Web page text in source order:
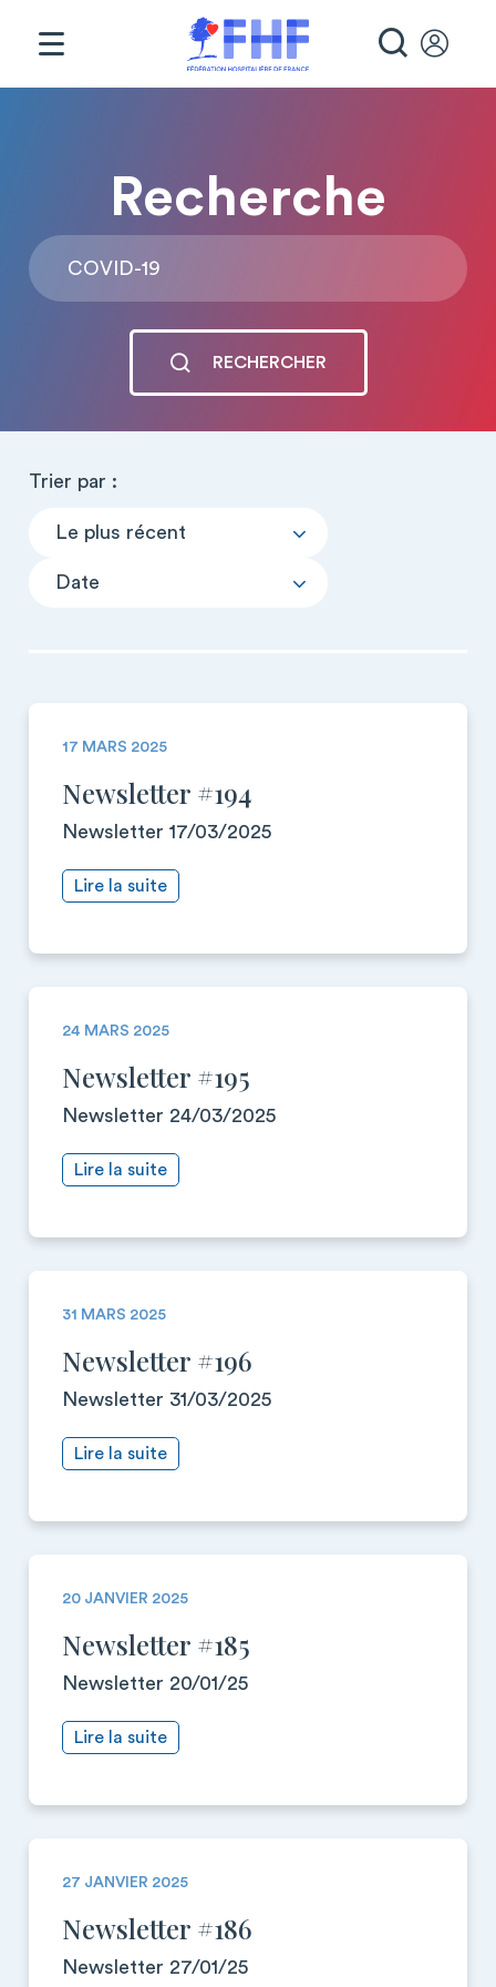
Recherche
Date
Trier par :
Le plus récent
RECHERCHER
17 MARS 2025
Newsletter #194
Newsletter 17/03/2025
Lire la suite
24 MARS 2025
Newsletter #195
Newsletter 24/03/2025
Lire la suite
31 MARS 2025
Newsletter #196
Newsletter 31/03/2025
Lire la suite
20 JANVIER 2025
Newsletter #185
Newsletter 20/01/25
Lire la suite
27 JANVIER 2025
Newsletter #186
Newsletter 27/01/25
Panneau de gestion des cookies